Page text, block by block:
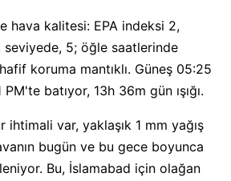
hava kalitesi: EPA indeksi 2,
5; öğle saatlerinde
koruma mantıklı. Güneş 05:25
batıyor, 13h 36m gün ışığı.
ihtimali var, yaklaşık 1 mm yağış
bugün ve bu gece boyunca
Bu, İslamabad için olağan